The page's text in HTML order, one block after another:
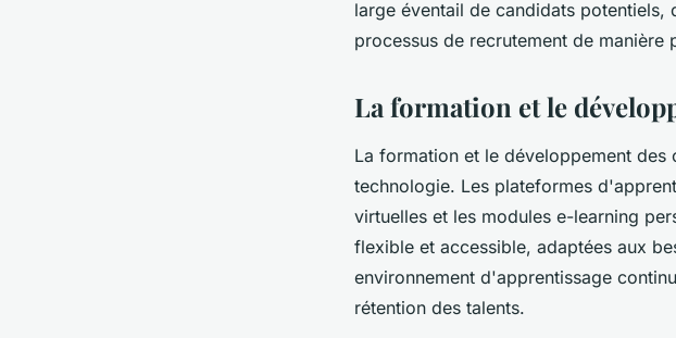
large éventail de candidats
processus de recrutement de manière
La formation et le
La formation et le développement
technologie. Les plateformes
virtuelles et les modules e-learning
flexible et accessible, adaptées aux
environnement d'apprentissage
rétention des talents.